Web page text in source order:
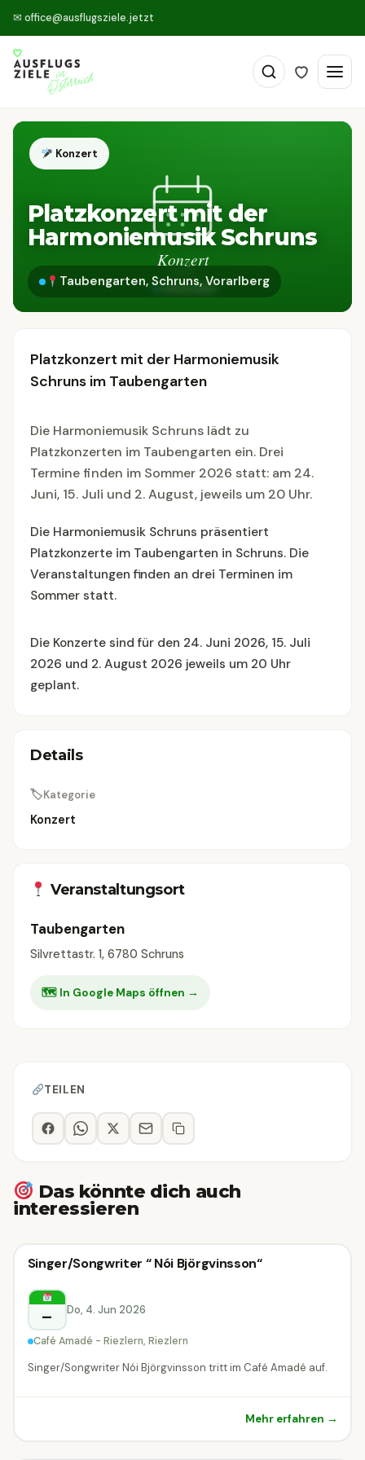
✉ office@ausflugsziele.jetzt
Konzert
Platzkonzert mit der
Harmoniemusik Schruns
Taubengarten, Schruns, Vorarlberg
Platzkonzert mit der Harmoniemusik
Schruns im Taubengarten
Die Harmoniemusik Schruns lädt zu
Platzkonzerten im Taubengarten ein. Drei
Termine finden im Sommer 2026 statt: am 24.
Juni, 15. Juli und 2. August, jeweils um 20 Uhr.
Die Harmoniemusik Schruns präsentiert
Platzkonzerte im Taubengarten in Schruns. Die
Veranstaltungen finden an drei Terminen im
Sommer statt.
Die Konzerte sind für den 24. Juni 2026, 15. Juli
2026 und 2. August 2026 jeweils um 20 Uhr
geplant.
Details
🏷Kategorie
Konzert
Veranstaltungsort
Taubengarten
Silvrettastr. 1, 6780 Schruns
🗺 In Google Maps öffnen →
TEILEN
Das könnte dich auch
interessieren
Konzert
Riezlern
Konzert
Singer/Songwriter “ Nói Björgvinsson“
– Do, 4. Jun 2026
Café Amadé - Riezlern, Riezlern
Singer/Songwriter Nói Björgvinsson tritt im Café Amadé auf.
Mehr erfahren →